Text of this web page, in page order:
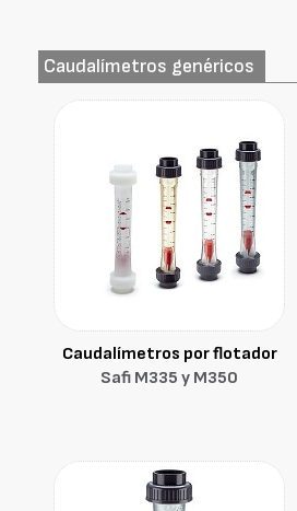
Caudalímetros genéricos
Caudalímetros por flotador
Safi M335 y M350